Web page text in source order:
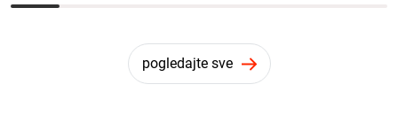
pogledajte sve